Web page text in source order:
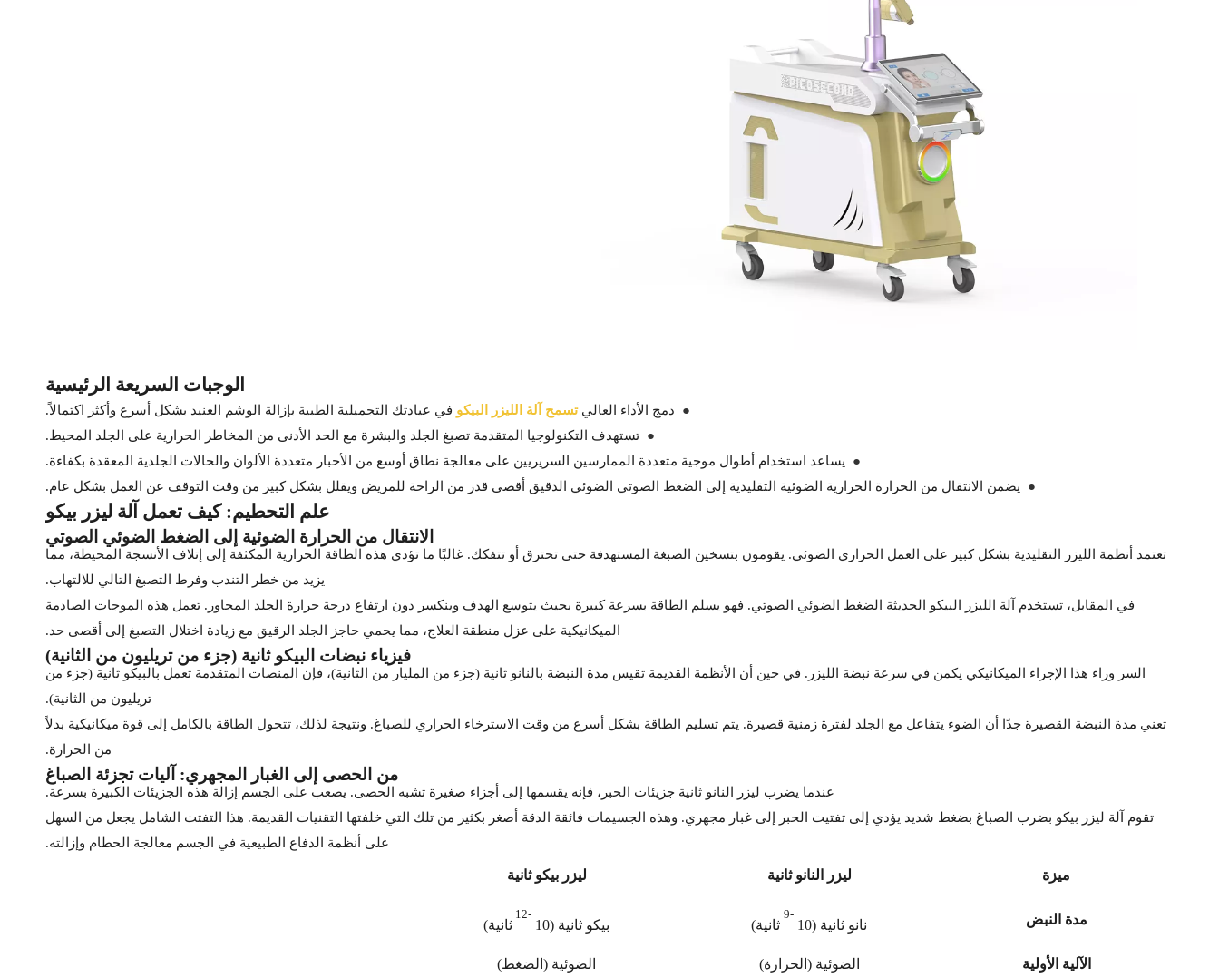
الوجبات السريعة الرئيسية
● دمج الأداء العالي تسمح آلة الليزر البيكو في عيادتك التجميلية الطبية بإزالة الوشم العنيد بشكل أسرع وأكثر اكتمالاً.
● تستهدف التكنولوجيا المتقدمة تصبغ الجلد والبشرة مع الحد الأدنى من المخاطر الحرارية على الجلد المحيط.
●
يساعد استخدام أطوال موجية متعددة الممارسين السريريين على معالجة نطاق أوسع من الأحبار متعددة الألوان والحالات الجلدية المعقدة بكفاءة.
●
يضمن الانتقال من الحرارة الحرارية الضوئية التقليدية إلى الضغط الصوتي الضوئي الدقيق أقصى قدر من الراحة للمريض ويقلل بشكل كبير من وقت التوقف عن العمل بشكل عام.
علم التحطيم: كيف تعمل آلة ليزر بيكو
الانتقال من الحرارة الضوئية إلى الضغط الضوئي الصوتي
تعتمد أنظمة الليزر التقليدية بشكل كبير على العمل الحراري الضوئي. يقومون بتسخين الصبغة المستهدفة حتى تحترق أو تتفكك. غالبًا ما تؤدي هذه الطاقة الحرارية المكثفة إلى إتلاف الأنسجة المحيطة، مما
يزيد من خطر التندب وفرط التصبغ التالي للالتهاب.
في المقابل، تستخدم آلة الليزر البيكو الحديثة الضغط الضوئي الصوتي. فهو يسلم الطاقة بسرعة كبيرة بحيث يتوسع الهدف وينكسر دون ارتفاع درجة حرارة الجلد المجاور. تعمل هذه الموجات الصادمة
الميكانيكية على عزل منطقة العلاج، مما يحمي حاجز الجلد الرقيق مع زيادة اختلال التصبغ إلى أقصى حد.
فيزياء نبضات البيكو ثانية (جزء من تريليون من الثانية)
السر وراء هذا الإجراء الميكانيكي يكمن في سرعة نبضة الليزر. في حين أن الأنظمة القديمة تقيس مدة النبضة بالنانو ثانية (جزء من المليار من الثانية)، فإن المنصات المتقدمة تعمل بالبيكو ثانية (جزء من
تريليون من الثانية).
تعني مدة النبضة القصيرة جدًا أن الضوء يتفاعل مع الجلد لفترة زمنية قصيرة. يتم تسليم الطاقة بشكل أسرع من وقت الاسترخاء الحراري للصباغ. ونتيجة لذلك، تتحول الطاقة بالكامل إلى قوة ميكانيكية بدلاً
من الحرارة.
من الحصى إلى الغبار المجهري: آليات تجزئة الصباغ
عندما يضرب ليزر النانو ثانية جزيئات الحبر، فإنه يقسمها إلى أجزاء صغيرة تشبه الحصى. يصعب على الجسم إزالة هذه الجزيئات الكبيرة بسرعة.
تقوم آلة ليزر بيكو بضرب الصباغ بضغط شديد يؤدي إلى تفتيت الحبر إلى غبار مجهري. وهذه الجسيمات فائقة الدقة أصغر بكثير من تلك التي خلفتها التقنيات القديمة. هذا التفتت الشامل يجعل من السهل
على أنظمة الدفاع الطبيعية في الجسم معالجة الحطام وإزالته.
ميزة ليزر النانو ثانية ليزر بيكو ثانية
مدة النبض نانو ثانية (10
-9
ثانية) بيكو ثانية (10
-12
ثانية)
الآلية الأولية الضوئية (الحرارة) الضوئية (الضغط)